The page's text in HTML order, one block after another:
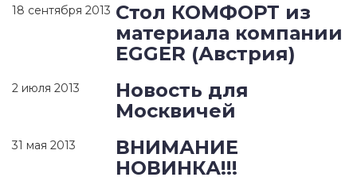
18 сентября 2013 Стол КОМФОРТ из
материала компании
EGGER (Австрия)
2 июля 2013
Новость для
Москвичей
31 мая 2013
ВНИМАНИЕ
НОВИНКА!!!